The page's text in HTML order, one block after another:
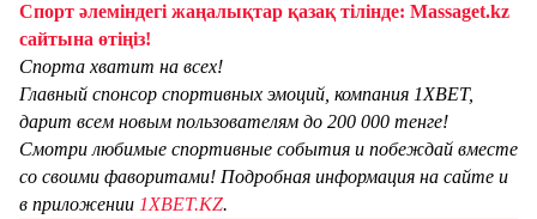
Спорт әлеміндегі жаңалықтар қазақ тілінде: Massaget.kz
сайтына өтіңіз!
Спорта хватит на всех!
Главный спонсор спортивных эмоций, компания 1XBET,
дарит всем новым пользователям до 200 000 тенге!
Смотри любимые спортивные события и побеждай вместе
со своими фаворитами! Подробная информация на сайте и
в приложении 1XBET.KZ.